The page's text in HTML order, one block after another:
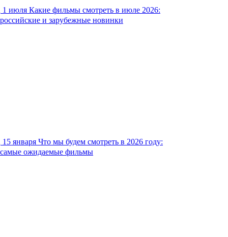
1 июля Какие фильмы смотреть в июле 2026:
российские и зарубежные новинки
15 января Что мы будем смотреть в 2026 году:
самые ожидаемые фильмы